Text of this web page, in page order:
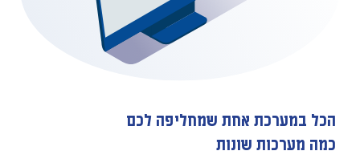
הכל במערכת אחת שמחליפה לכם
כמה מערכות שונות